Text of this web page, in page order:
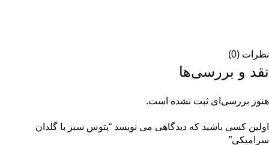
نظرات (0)
نقد و بررسی‌ها
هنوز بررسی‌ای ثبت نشده است.
اولین کسی باشید که دیدگاهی می نویسد “پتوس سبز با گلدان
سرامیکی”